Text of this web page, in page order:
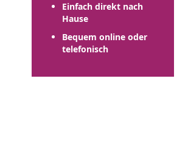
Einfach direkt nach
Hause
Bequem online oder
telefonisch